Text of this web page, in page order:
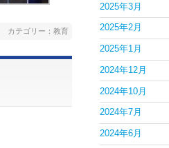
カテゴリー： 教育
2025年3月
2025年2月
2025年1月
2024年12月
2024年10月
2024年7月
2024年6月